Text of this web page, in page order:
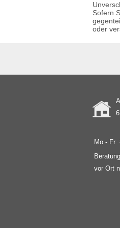
Sofern
oder
Mo - Fr
vor Ort